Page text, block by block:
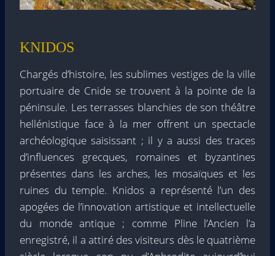
KNIDOS
Chargés d’histoire, les sublimes vestiges de la ville
portuaire de Cnide se trouvent à la pointe de la
péninsule. Les terrasses blanchies de son théâtre
hellénistique face à la mer offrent un spectacle
archéologique saisissant ; il y a aussi des traces
d’influences grecques, romaines et byzantines
présentes dans les arches, les mosaïques et les
ruines du temple. Knidos a représenté l’un des
apogées de l’innovation artistique et intellectuelle
du monde antique ; comme Pline l’Ancien l’a
enregistré, il a attiré des visiteurs dès le quatrième